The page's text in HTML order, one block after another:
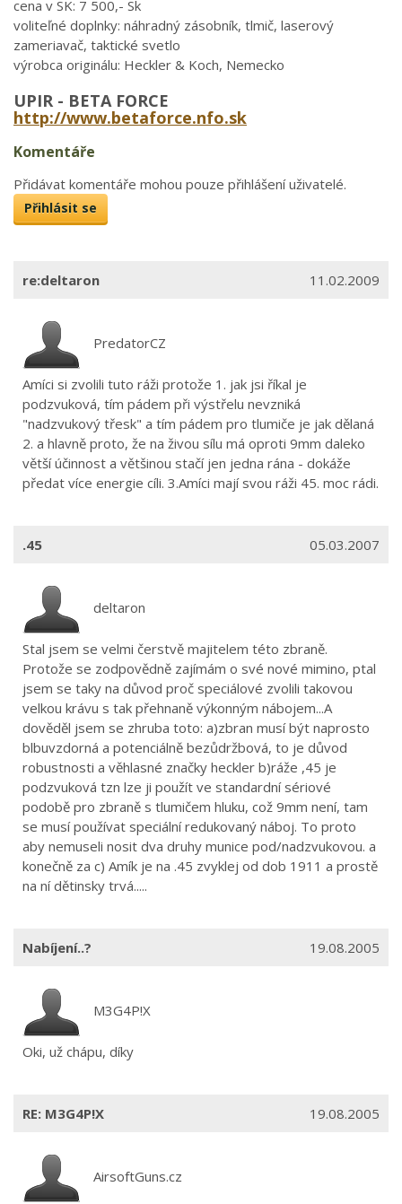
cena v SK: 7 500,- Sk
voliteľné doplnky: náhradný zásobník, tlmič, laserový
zameriavač, taktické svetlo
výrobca originálu: Heckler & Koch, Nemecko
UPIR - BETA FORCE
http://www.betaforce.nfo.sk
Komentáře
Přidávat komentáře mohou pouze přihlášení uživatelé.
Přihlásit se
11.02.2009
re:deltaron
PredatorCZ
Amíci si zvolili tuto ráži protože 1. jak jsi říkal je
podzvuková, tím pádem při výstřelu nevzniká
"nadzvukový třesk" a tím pádem pro tlumiče je jak dělaná
2. a hlavně proto, že na živou sílu má oproti 9mm daleko
větší účinnost a většinou stačí jen jedna rána - dokáže
předat více energie cíli. 3.Amíci mají svou ráži 45. moc rádi.
05.03.2007
.45
deltaron
Stal jsem se velmi čerstvě majitelem této zbraně.
Protože se zodpovědně zajímám o své nové mimino, ptal
jsem se taky na důvod proč speciálové zvolili takovou
velkou krávu s tak přehnaně výkonným nábojem...A
dověděl jsem se zhruba toto: a)zbran musí být naprosto
blbuvzdorná a potenciálně bezůdržbová, to je důvod
robustnosti a věhlasné značky heckler b)ráže ,45 je
podzvuková tzn lze ji použít ve standardní sériové
podobě pro zbraně s tlumičem hluku, což 9mm není, tam
se musí používat speciální redukovaný náboj. To proto
aby nemuseli nosit dva druhy munice pod/nadzvukovou. a
konečně za c) Amík je na .45 zvyklej od dob 1911 a prostě
na ní dětinsky trvá.....
19.08.2005
Nabíjení..?
M3G4P!X
Oki, už chápu, díky
19.08.2005
RE: M3G4P!X
AirsoftGuns.cz